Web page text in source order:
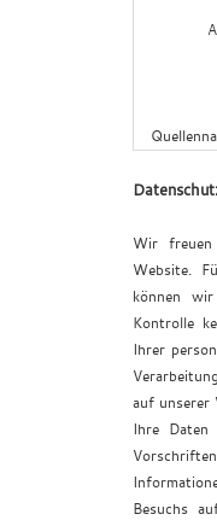
Wir
Website.
können
Kontrolle
Ihrer
auf unserer
Ihre Daten
Besuchs